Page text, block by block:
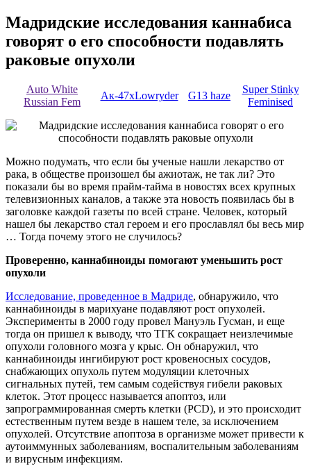
Мадридские исследования каннабиса
говорят о его способности подавлять
раковые опухоли
Auto White
Russian Fem
Ак-47хLowryder G13 haze
Super Stinky
Feminised
Можно подумать, что если бы ученые нашли лекарство от
рака, в обществе произошел бы ажиотаж, не так ли? Это
показали бы во время прайм-тайма в новостях всех крупных
телевизионных каналов, а также эта новость появилась бы в
заголовке каждой газеты по всей стране. Человек, который
нашел бы лекарство стал героем и его прославлял бы весь мир
… Тогда почему этого не случилось?
Проверенно, каннабиноиды помогают уменьшить рост
опухоли
Исследование, проведенное в Мадриде, обнаружило, что
каннабиноиды в марихуане подавляют рост опухолей.
Эксперименты в 2000 году провел Мануэль Гусман, и еще
тогда он пришел к выводу, что ТГК сокращает неизлечимые
опухоли головного мозга у крыс. Он обнаружил, что
каннабиноиды ингибируют рост кровеносных сосудов,
снабжающих опухоль путем модуляции клеточных
сигнальных путей, тем самым содействуя гибели раковых
клеток. Этот процесс называется апоптоз, или
запрограммированная смерть клетки (PCD), и это происходит
естественным путем везде в нашем теле, за исключением
опухолей. Отсутствие апоптоза в организме может привести к
аутоиммунных заболеваниям, воспалительным заболеваниям
и вирусным инфекциям.